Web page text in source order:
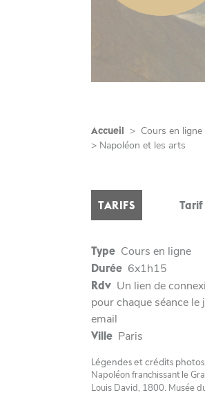
Accueil > Cours en ligne
> Napoléon et les arts
TARIFS
Type Cours en ligne
Durée 6x1h15
Rdv Un lien de
pour chaque séance le
email
Ville Paris
Légendes et crédits photos
Napoléon franchissant le
Louis David, 1800. Musée